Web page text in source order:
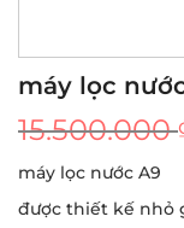
máy lọc nước
15.500.000
máy lọc nước A9
được thiết kế nhỏ